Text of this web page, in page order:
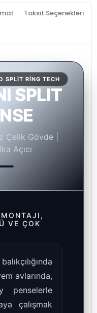
Taksit Seçenekleri
SPLIT RING TECH
SPLIT
Çelik Gövde |
Açıcı
VE ÇOK
avlarında,
penselerle
çalışmak